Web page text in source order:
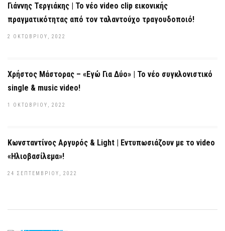
Γιάννης Τεργιάκης | Το νέο video clip εικονικής
πραγματικότητας από τον ταλαντούχο τραγουδοποιό!
2 ΟΚΤΩΒΡΊΟΥ, 2022
Χρήστος Μάστορας – «Εγώ Για Δύο» | Το νέο συγκλονιστικό
single & music video!
1 ΟΚΤΩΒΡΊΟΥ, 2022
Κωνσταντίνος Αργυρός & Light | Εντυπωσιάζουν με το video
«Ηλιοβασίλεμα»!
24 ΣΕΠΤΕΜΒΡΊΟΥ, 2022